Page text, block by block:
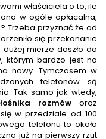
właściciela o to, ile
w ogóle opłacalna,
Trzeba przyznać że od
się przekonanie
mierze doszło do
którym bardzo jest na
nowy. Tymczasem w
telefonów są
Tak samo jak wtedy,
rozmóworaz
w przedziale od 100
telefonu to około
już na pierwszy rzut